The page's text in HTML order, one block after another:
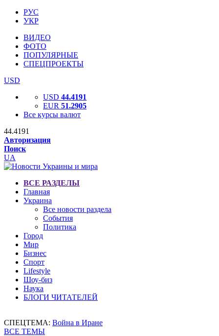
РУС
УКР
ВИДЕО
ФОТО
ПОПУЛЯРНЫЕ
СПЕЦПРОЕКТЫ
USD
USD 44.4191
EUR 51.2905
Все курсы валют
44.4191
Авторизация
Поиск
UA
ВСЕ РАЗДЕЛЫ
Главная
Украина
Все новости раздела
События
Политика
Город
Мир
Бизнес
Спорт
Lifestyle
Шоу-биз
Наука
БЛОГИ ЧИТАТЕЛЕЙ
СПЕЦТЕМА: Война в Иране
ВСЕ ТЕМЫ